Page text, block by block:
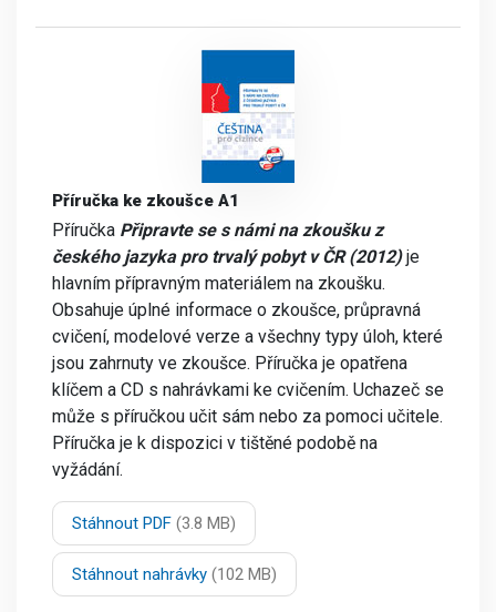
Příručka ke zkoušce A1
Příručka Připravte se s námi na zkoušku z
českého jazyka pro trvalý pobyt v ČR (2012)je
hlavním přípravným materiálem na zkoušku.
Obsahuje úplné informace o zkoušce, průpravná
cvičení, modelové verze a všechny typy úloh, které
jsou zahrnuty ve zkoušce. Příručka je opatřena
klíčem a CD s nahrávkami ke cvičením. Uchazeč se
může s příručkou učit sám nebo za pomoci učitele.
Příručka je k dispozici v tištěné podobě na
vyžádání.
Stáhnout PDF (3.8 MB)
Stáhnout nahrávky (102 MB)